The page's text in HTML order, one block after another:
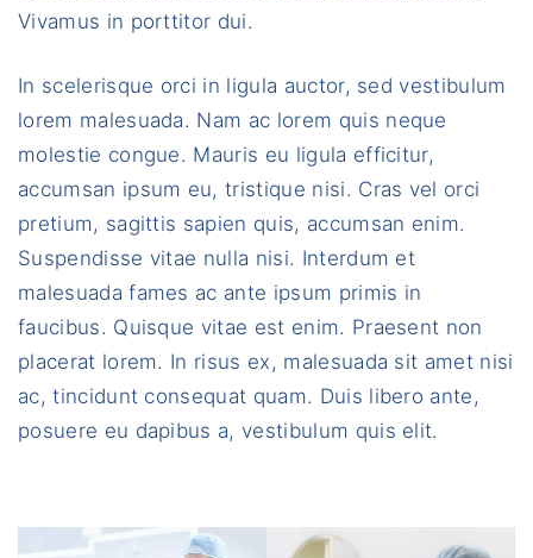
Vivamus in porttitor dui.
In scelerisque orci in ligula auctor, sed vestibulum
lorem malesuada. Nam ac lorem quis neque
molestie congue. Mauris eu ligula efficitur,
accumsan ipsum eu, tristique nisi. Cras vel orci
pretium, sagittis sapien quis, accumsan enim.
Suspendisse vitae nulla nisi. Interdum et
malesuada fames ac ante ipsum primis in
faucibus. Quisque vitae est enim. Praesent non
placerat lorem. In risus ex, malesuada sit amet nisi
ac, tincidunt consequat quam. Duis libero ante,
posuere eu dapibus a, vestibulum quis elit.